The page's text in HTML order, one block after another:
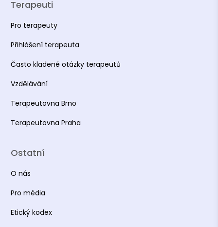
Terapeuti
Pro terapeuty
Přihlášení terapeuta
Často kladené otázky terapeutů
Vzdělávání
Terapeutovna Brno
Terapeutovna Praha
Ostatní
O nás
Pro média
Etický kodex